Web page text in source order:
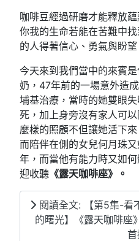
咖啡豆經過研磨才能釋放
你我的生命若能在苦難中
的人得著信心、勇氣與盼望
今天來到我們當中的來賓
奶，47年前的一場意外造
埔基治療，當時的她雙眼
死，加上身旁沒有家人可
麼樣的照顧不但讓她活下
而陪伴在側的女兒何月珠
年，而當他有能力時又如
迎收聽 《露天咖啡座》。
閱讀全文: 【第5集-看
的曙光】《露天咖啡